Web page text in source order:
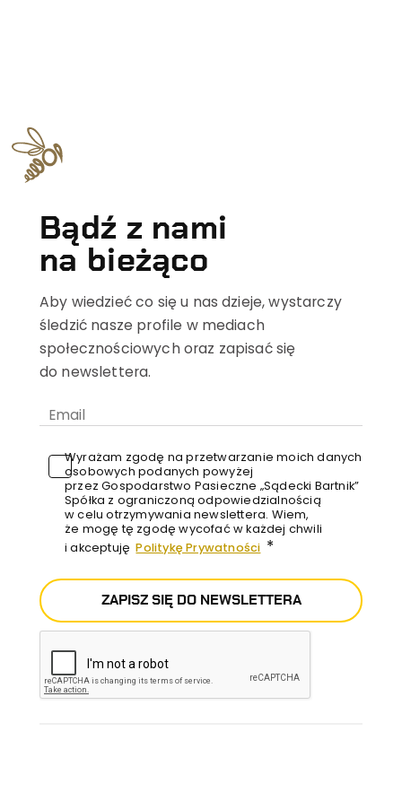
Bądź z nami
na bieżąco
Aby wiedzieć co się u nas dzieje, wystarczy
śledzić nasze profile w mediach
społecznościowych oraz zapisać się
do newslettera.
Wyrażam zgodę na przetwarzanie moich danych
osobowych podanych powyżej
przez Gospodarstwo Pasieczne „Sądecki Bartnik”
Spółka z ograniczoną odpowiedzialnością
w celu otrzymywania newslettera. Wiem,
że mogę tę zgodę wycofać w każdej chwili
i akceptuję Politykę Prywatności *
ZAPISZ SIĘ DO NEWSLETTERA
E-mail